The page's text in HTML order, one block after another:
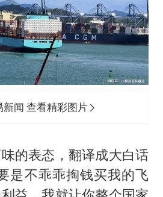
新闻 查看精彩图片
的表态，翻译成大白话
是不乖乖掏钱买我的飞